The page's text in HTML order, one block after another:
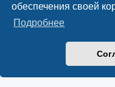
обеспечения своей
Подробнее